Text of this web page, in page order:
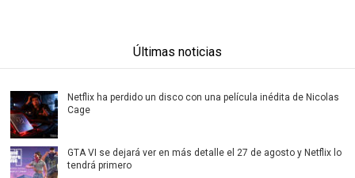
Últimas noticias
Netflix ha perdido un disco con una película inédita de Nicolas
Cage
GTA VI se dejará ver en más detalle el 27 de agosto y Netflix lo
tendrá primero